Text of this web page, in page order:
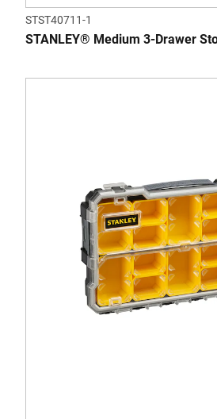
STST40711-1
STANLEY® Medium 3-Drawer